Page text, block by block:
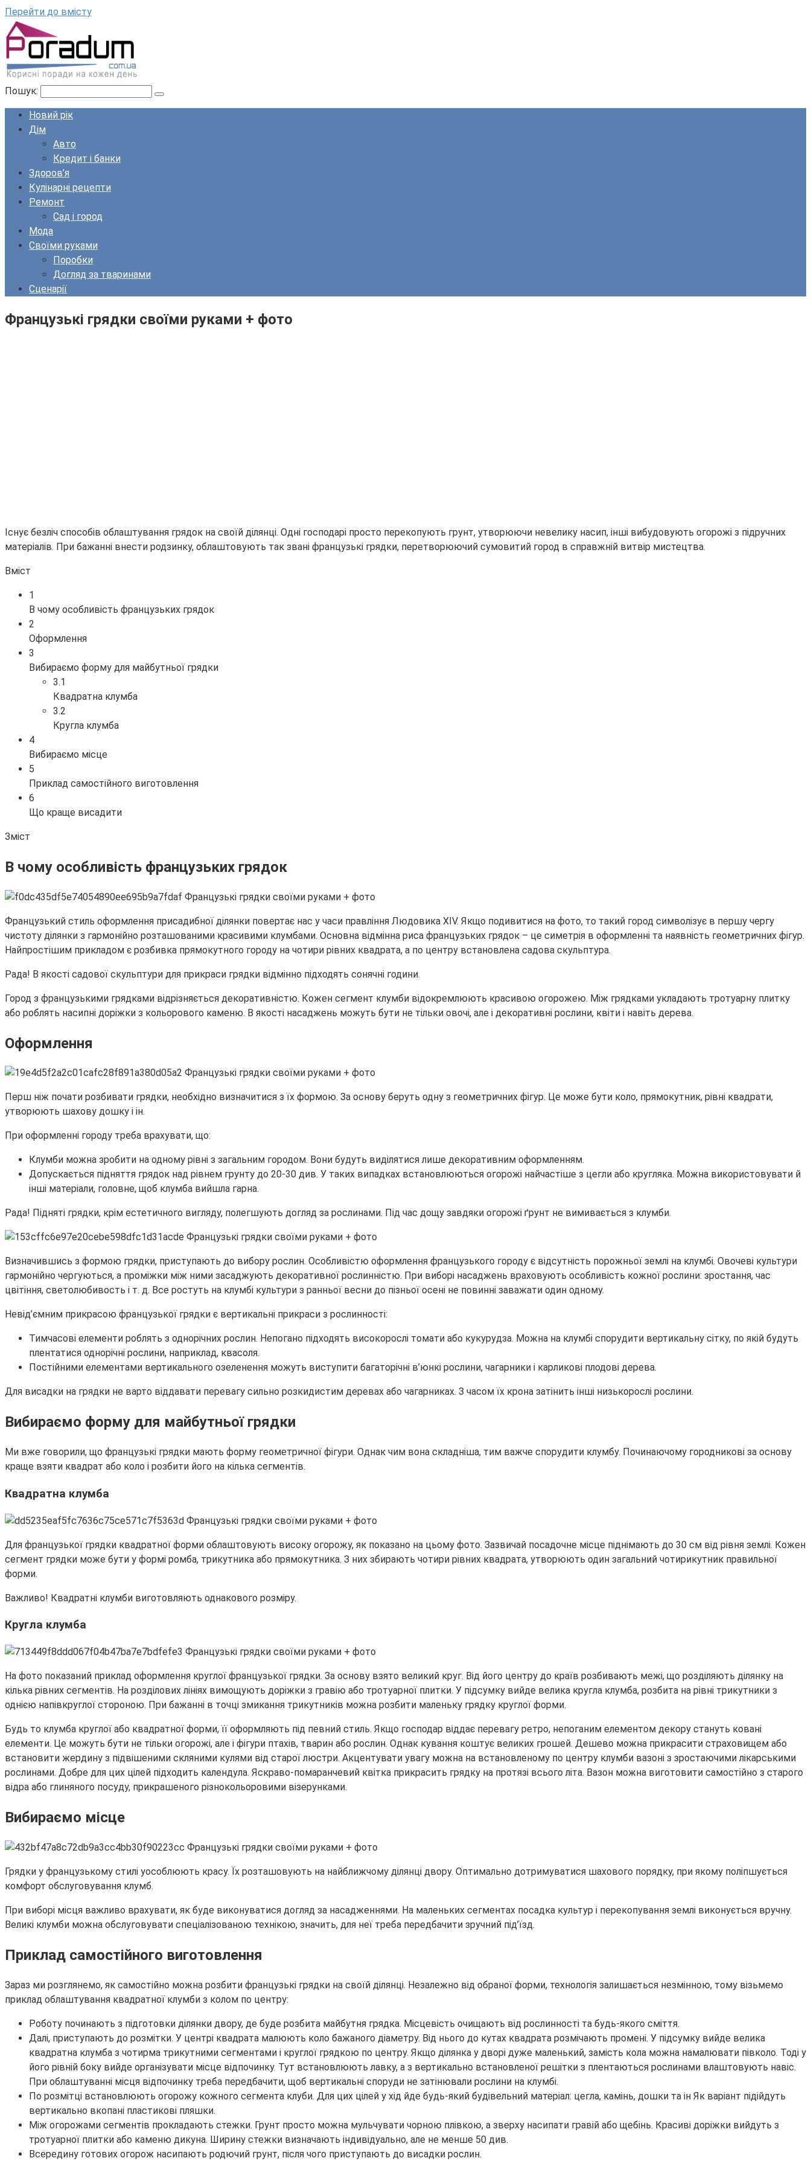
Перейти до вмісту
Пошук:
Новий рік
Дім
Авто
Кредит і банки
Здоров’я
Кулінарні рецепти
Ремонт
Сад і город
Мода
Своїми руками
Поробки
Догляд за тваринами
Сценарії
Французькі грядки своїми руками + фото
Існує безліч способів облаштування грядок на своїй ділянці. Одні господарі просто перекопують грунт, утворюючи невелику насип, інші вибудовують огорожі з підручних
матеріалів. При бажанні внести родзинку, облаштовують так звані французькі грядки, перетворюючий сумовитий город в справжній витвір мистецтва.
Вміст
1
В чому особливість французьких грядок
2
Оформлення
3
Вибираємо форму для майбутньої грядки
3.1
Квадратна клумба
3.2
Кругла клумба
4
Вибираємо місце
5
Приклад самостійного виготовлення
6
Що краще висадити
Зміст
В чому особливість французьких грядок
Французький стиль оформлення присадибної ділянки повертає нас у часи правління Людовика XIV. Якщо подивитися на фото, то такий город символізує в першу чергу
чистоту ділянки з гармонійно розташованими красивими клумбами. Основна відмінна риса французьких грядок – це симетрія в оформленні та наявність геометричних фігур.
Найпростішим прикладом є розбивка прямокутного городу на чотири рівних квадрата, а по центру встановлена садова скульптура.
Рада! В якості садової скульптури для прикраси грядки відмінно підходять сонячні години.
Город з французькими грядками відрізняється декоративністю. Кожен сегмент клумби відокремлюють красивою огорожею. Між грядками укладають тротуарну плитку
або роблять насипні доріжки з кольорового каменю. В якості насаджень можуть бути не тільки овочі, але і декоративні рослини, квіти і навіть дерева.
Оформлення
Перш ніж почати розбивати грядки, необхідно визначитися з їх формою. За основу беруть одну з геометричних фігур. Це може бути коло, прямокутник, рівні квадрати,
утворюють шахову дошку і ін.
При оформленні городу треба врахувати, що:
Клумби можна зробити на одному рівні з загальним городом. Вони будуть виділятися лише декоративним оформленням.
Допускається підняття грядок над рівнем грунту до 20-30 див. У таких випадках встановлюються огорожі найчастіше з цегли або кругляка. Можна використовувати й
інші матеріали, головне, щоб клумба вийшла гарна.
Рада! Підняті грядки, крім естетичного вигляду, полегшують догляд за рослинами. Під час дощу завдяки огорожі ґрунт не вимивається з клумби.
Визначившись з формою грядки, приступають до вибору рослин. Особливістю оформлення французького городу є відсутність порожньої землі на клумбі. Овочеві культури
гармонійно чергуються, а проміжки між ними засаджують декоративної рослинністю. При виборі насаджень враховують особливість кожної рослини: зростання, час
цвітіння, светолюбивость і т. д. Все ростуть на клумбі культури з ранньої весни до пізньої осені не повинні заважати один одному.
Невід’ємним прикрасою французької грядки є вертикальні прикраси з рослинності:
Тимчасові елементи роблять з однорічних рослин. Непогано підходять високорослі томати або кукурудза. Можна на клумбі спорудити вертикальну сітку, по якій будуть
плентатися однорічні рослини, наприклад, квасоля.
Постійними елементами вертикального озеленення можуть виступити багаторічні в’юнкі рослини, чагарники і карликові плодові дерева.
Для висадки на грядки не варто віддавати перевагу сильно розкидистим деревах або чагарниках. З часом їх крона затінить інші низькорослі рослини.
Вибираємо форму для майбутньої грядки
Ми вже говорили, що французькі грядки мають форму геометричної фігури. Однак чим вона складніша, тим важче спорудити клумбу. Починаючому городникові за основу
краще взяти квадрат або коло і розбити його на кілька сегментів.
Квадратна клумба
Для французької грядки квадратної форми облаштовують високу огорожу, як показано на цьому фото. Зазвичай посадочне місце піднімають до 30 см від рівня землі. Кожен
сегмент грядки може бути у формі ромба, трикутника або прямокутника. З них збирають чотири рівних квадрата, утворюють один загальний чотирикутник правильної
форми.
Важливо! Квадратні клумби виготовляють однакового розміру.
Кругла клумба
На фото показаний приклад оформлення круглої французької грядки. За основу взято великий круг. Від його центру до країв розбивають межі, що розділяють ділянку на
кілька рівних сегментів. На розділових лініях вимощують доріжки з гравію або тротуарної плитки. У підсумку вийде велика кругла клумба, розбита на рівні трикутники з
однією напівкруглої стороною. При бажанні в точці змикання трикутників можна розбити маленьку грядку круглої форми.
Будь то клумба круглої або квадратної форми, її оформляють під певний стиль. Якщо господар віддає перевагу ретро, непоганим елементом декору стануть ковані
елементи. Це можуть бути не тільки огорожі, але і фігури птахів, тварин або рослин. Однак кування коштує великих грошей. Дешево можна прикрасити страховищем або
встановити жердину з підвішеними скляними кулями від старої люстри. Акцентувати увагу можна на встановленому по центру клумби вазоні з зростаючими лікарськими
рослинами. Добре для цих цілей підходить календула. Яскраво-помаранчевий квітка прикрасить грядку на протязі всього літа. Вазон можна виготовити самостійно з старого
відра або глиняного посуду, прикрашеного різнокольоровими візерунками.
Вибираємо місце
Грядки у французькому стилі уособлюють красу. Їх розташовують на найближчому ділянці двору. Оптимально дотримуватися шахового порядку, при якому поліпшується
комфорт обслуговування клумб.
При виборі місця важливо врахувати, як буде виконуватися догляд за насадженнями. На маленьких сегментах посадка культур і перекопування землі виконується вручну.
Великі клумби можна обслуговувати спеціалізованою технікою, значить, для неї треба передбачити зручний під’їзд.
Приклад самостійного виготовлення
Зараз ми розглянемо, як самостійно можна розбити французькі грядки на своїй ділянці. Незалежно від обраної форми, технологія залишається незмінною, тому візьмемо
приклад облаштування квадратної клумби з колом по центру:
Роботу починають з підготовки ділянки двору, де буде розбита майбутня грядка. Місцевість очищають від рослинності та будь-якого сміття.
Далі, приступають до розмітки. У центрі квадрата малюють коло бажаного діаметру. Від нього до кутах квадрата розмічають промені. У підсумку вийде велика
квадратна клумба з чотирма трикутними сегментами і круглої грядкою по центру. Якщо ділянка у дворі дуже маленький, замість кола можна намалювати півколо. Тоді у
його рівній боку вийде організувати місце відпочинку. Тут встановлюють лавку, а з вертикально встановленої решітки з плентаються рослинами влаштовують навіс.
При облаштуванні місця відпочинку треба передбачити, щоб вертикальні споруди не затінювали рослини на клумбі.
По розмітці встановлюють огорожу кожного сегмента клуби. Для цих цілей у хід йде будь-який будівельний матеріал: цегла, камінь, дошки та ін Як варіант підійдуть
вертикально вкопані пластикові пляшки.
Між огорожами сегментів прокладають стежки. Грунт просто можна мульчувати чорною плівкою, а зверху насипати гравій або щебінь. Красиві доріжки вийдуть з
тротуарної плитки або каменю дикуна. Ширину стежки визначають індивідуально, але не менше 50 див.
Всередину готових огорож насипають родючий грунт, після чого приступають до висадки рослин.